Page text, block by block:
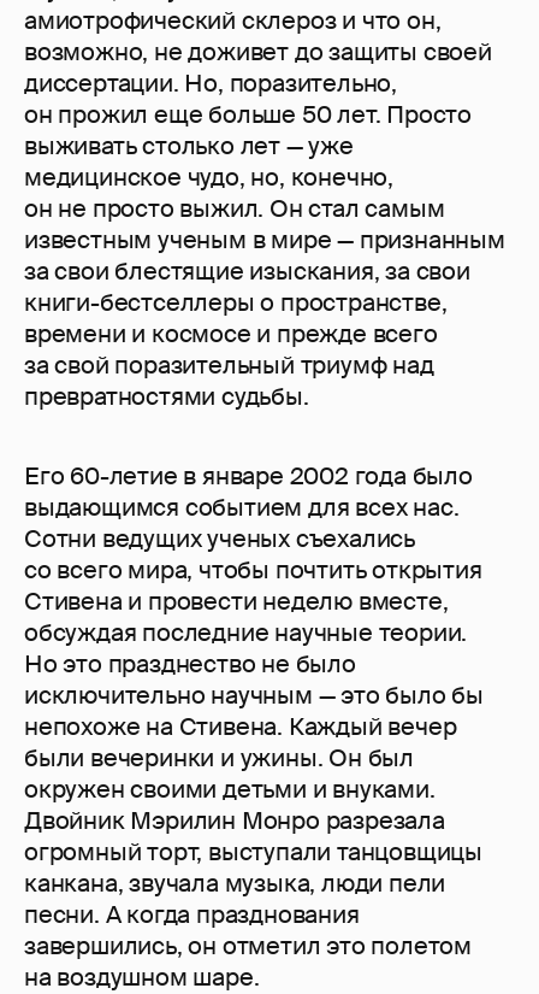
амиотрофический склероз и что он,
возможно, не доживет до защиты своей
диссертации. Но, поразительно,
он прожил еще больше 50 лет. Просто
выживать столько лет — уже
медицинское чудо, но, конечно,
он не просто выжил. Он стал самым
известным ученым в мире — признанным
за свои блестящие изыскания, за свои
книги-бестселлеры о пространстве,
времени и космосе и прежде всего
за свой поразительный триумф над
превратностями судьбы.
Его 60-летие в январе 2002 года было
выдающимся событием для всех нас.
Сотни ведущих ученых съехались
со всего мира, чтобы почтить открытия
Стивена и провести неделю вместе,
обсуждая последние научные теории.
Но это празднество не было
исключительно научным — это было бы
непохоже на Стивена. Каждый вечер
были вечеринки и ужины. Он был
окружен своими детьми и внуками.
Двойник Мэрилин Монро разрезала
огромный торт, выступали танцовщицы
канкана, звучала музыка, люди пели
песни. А когда празднования
завершились, он отметил это полетом
на воздушном шаре.